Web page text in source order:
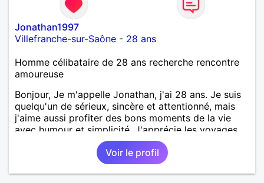
Jonathan1997
Villefranche-sur-Saône - 28 ans
Homme célibataire de 28 ans recherche rencontre
amoureuse
Bonjour, Je m'appelle Jonathan, j'ai 28 ans. Je suis
quelqu'un de sérieux, sincère et attentionné, mais
j'aime aussi profiter des bons moments de la vie
avec humour et simplicité. J'apprécie les voyages,
les découvertes, les jeux vidéo et les moments de
détente. Je suis à la recherche d'une personne
authentique avec qui partager de belles
expériences, construire une relation sérieuse basée
Voir le profil